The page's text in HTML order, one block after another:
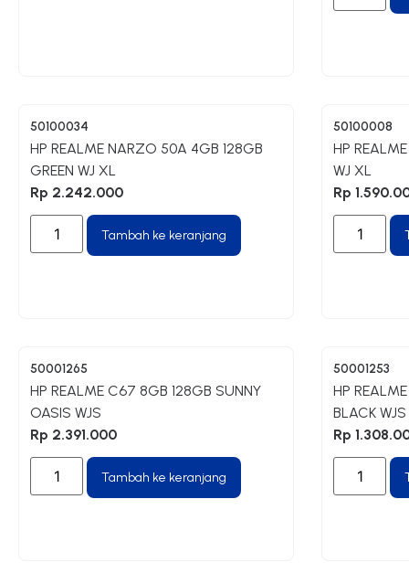
50100034
HP REALME NARZO 50A 4GB 128GB
GREEN WJ XL
Rp 2.242.000
Tambah ke keranjang
50100008
HP
WJ XL
Rp
50001265
HP REALME C67 8GB 128GB SUNNY
OASIS WJS
Rp 2.391.000
Tambah ke keranjang
50001253
HP
BLACK WJS
Rp